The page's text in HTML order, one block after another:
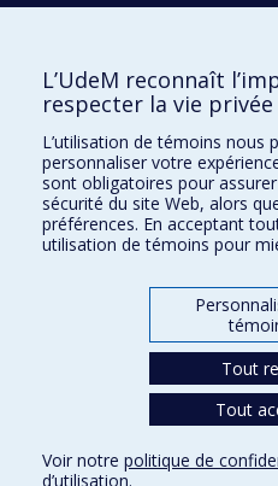
H3C 3J7
Qui fait quoi?
Nous trouver
Plan du site
Accessibilité
Conditions d’utilisation
L’UdeM reconnaît
respecter la vie privée
L’utilisation de témoins nous
personnaliser votre
sont obligatoires pour
sécurité du site Web, alors
préférences. En acceptant
utilisation de témoins pour
Tout
Tout
Voir notre politique de
d’utilisation.